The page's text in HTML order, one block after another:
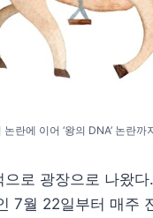
란에 이어 ‘왕의 DNA’ 논란까
으로 광장으로 나왔
7월 22일부터 매주